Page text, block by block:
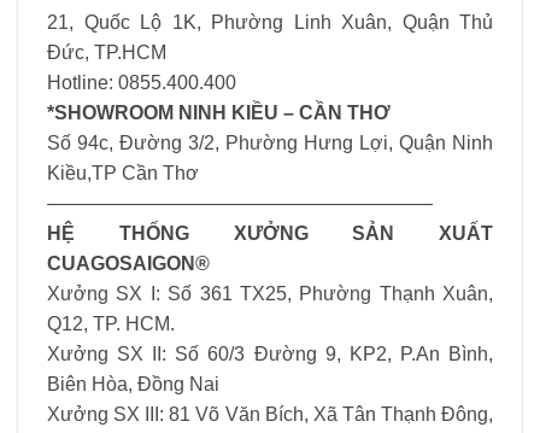
21, Quốc Lộ 1K, Phường Linh Xuân, Quận Thủ
Đức, TP.HCM
Hotline: 0855.400.400
*SHOWROOM NINH KIỀU – CẦN THƠ
Số 94c, Đường 3/2, Phường Hưng Lợi, Quận Ninh
Kiều,TP Cần Thơ
————————————————————
HỆ THỐNG XƯỞNG SẢN XUẤT
CUAGOSAIGON®
Xưởng SX I: Số 361 TX25, Phường Thạnh Xuân,
Q12, TP. HCM.
Xưởng SX II: Số 60/3 Đường 9, KP2, P.An Bình,
Biên Hòa, Đồng Nai
Xưởng SX III: 81 Võ Văn Bích, Xã Tân Thạnh Đông,